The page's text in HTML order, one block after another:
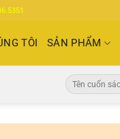
TÔI SẢN PHẨM
Tìm
kiếm: